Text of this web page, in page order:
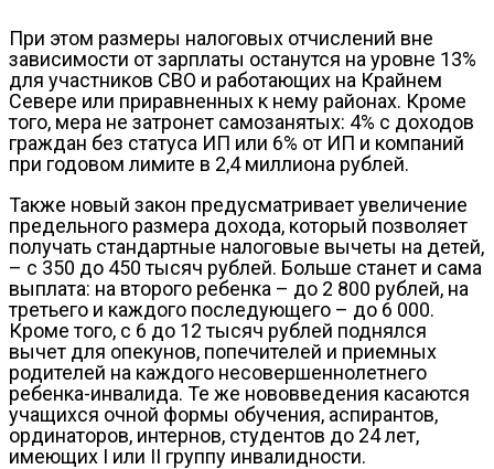
При этом размеры налоговых отчислений вне
зависимости от зарплаты останутся на уровне 13%
для участников СВО и работающих на Крайнем
Севере или приравненных к нему районах. Кроме
того, мера не затронет самозанятых: 4% с доходов
граждан без статуса ИП или 6% от ИП и компаний
при годовом лимите в 2,4 миллиона рублей.
Также новый закон предусматривает увеличение
предельного размера дохода, который позволяет
получать стандартные налоговые вычеты на детей,
– с 350 до 450 тысяч рублей. Больше станет и сама
выплата: на второго ребенка – до 2 800 рублей, на
третьего и каждого последующего – до 6 000.
Кроме того, с 6 до 12 тысяч рублей поднялся
вычет для опекунов, попечителей и приемных
родителей на каждого несовершеннолетнего
ребенка-инвалида. Те же нововведения касаются
учащихся очной формы обучения, аспирантов,
ординаторов, интернов, студентов до 24 лет,
имеющих I или II группу инвалидности.